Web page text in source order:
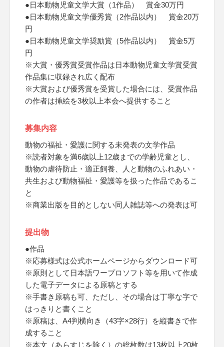
●日本動物児童文学大賞（1作品） 賞金30万円
●日本動物児童文学優秀賞（2作品以内） 賞金20万
円
●日本動物児童文学奨励賞（5作品以内） 賞金5万
円
※大賞・優秀賞受賞作品は日本動物児童文学賞受賞
作品集に収録され広く配布
※大賞および優秀賞を受賞した場合には、受賞作品
の作者は挿絵を3枚以上本会へ提供すること
募集内容
動物の福祉・愛護に関する未発表の文学作品
※読者対象を満6歳以上12歳までの学齢児童とし、
動物の虐待防止・適正飼養、人と動物のふれあい・
共生および動物福祉・愛護等を扱った作品であるこ
と
※商業出版を目的としない同人雑誌等への発表は可
提出物
●作品
※応募様式は公式ホームページからダウンロード可
※原則として日本語ワープロソフト等を用いて作成
した電子データによる原稿とする
※手書き原稿も可、ただし、その場合は丁寧な字で
はっきりと書くこと
※原稿は、A4判横向き（43字×28行）を縦書きで作
成すること
※本文（あらすじを除く）の総枚数は13枚以上20枚